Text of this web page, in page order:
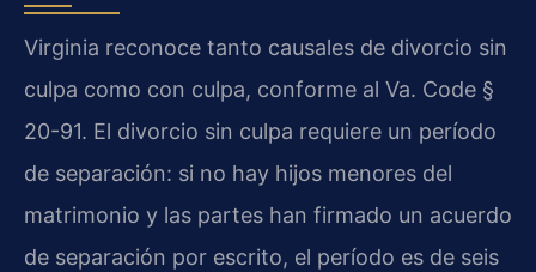
Virginia reconoce tanto causales de divorcio sin
culpa como con culpa, conforme al Va. Code §
20-91. El divorcio sin culpa requiere un período
de separación: si no hay hijos menores del
matrimonio y las partes han firmado un acuerdo
de separación por escrito, el período es de seis